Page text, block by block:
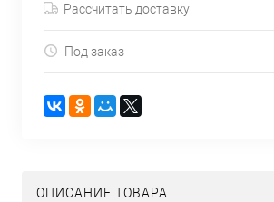
Рассчитать доставку
Под заказ
ОПИСАНИЕ ТОВАРА